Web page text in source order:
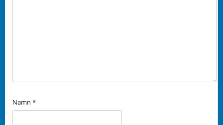
Namn *